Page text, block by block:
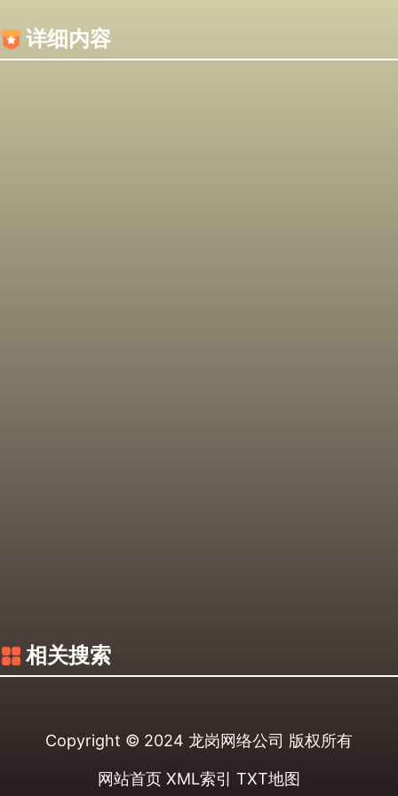
详细内容
相关搜索
Copyright © 2024 龙岗网络公司 版权所有
网站首页 XML索引 TXT地图